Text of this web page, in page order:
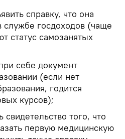
справку, что она
службе госдоходов (чаще
статус самозанятых
себе документ
(если нет
годится
курсов);
того, что
первую медицинскую